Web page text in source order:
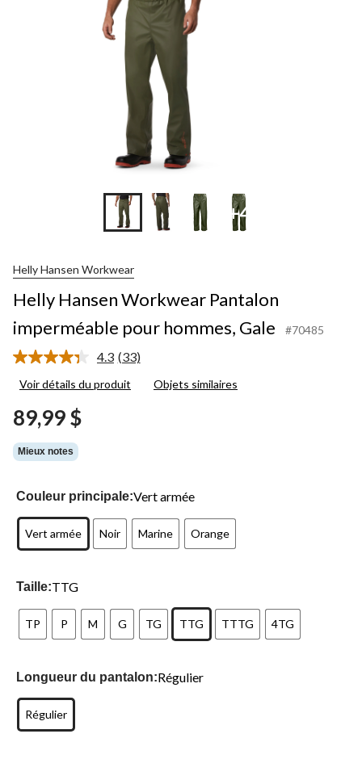
+4
Helly Hansen Workwear
Helly Hansen Workwear Pantalon
imperméable pour hommes, Gale
#70485
4.3 Lire
33
(33)
Voir détails du produit Objets similaires
89,99 $
Mieux notes
Couleur principale:Vert armée
Vert armée Noir Marine Orange
Taille:TTG
TP P M G TG TTG TTTG 4TG
Longueur du pantalon:Régulier
Régulier